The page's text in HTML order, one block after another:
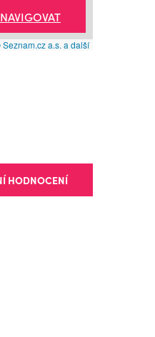
a.s. a další
NAVIGOVAT
HODNOCENÍ